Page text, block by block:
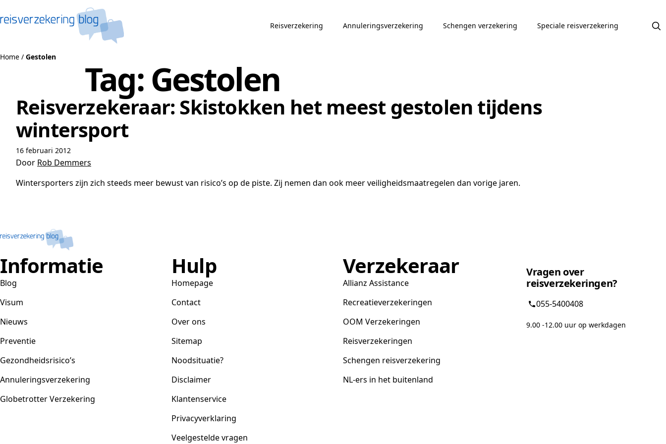
Reisverzekering Annuleringsverzekering Schengen verzekering Speciale reisverzekering
Home / Gestolen
Tag:Gestolen
Reisverzekeraar: Skistokken het meest gestolen tijdens
wintersport
16 februari 2012
Door Rob Demmers
Wintersporters zijn zich steeds meer bewust van risico’s op de piste. Zij nemen dan ook meer veiligheidsmaatregelen dan vorige jaren.
Informatie
Blog
Visum
Nieuws
Preventie
Gezondheidsrisico’s
Annuleringsverzekering
Globetrotter Verzekering
Hulp
Homepage
Contact
Over ons
Sitemap
Noodsituatie?
Disclaimer
Klantenservice
Privacyverklaring
Veelgestelde vragen
Verzekeraar
Allianz Assistance
Recreatieverzekeringen
OOM Verzekeringen
Reisverzekeringen
Schengen reisverzekering
NL-ers in het buitenland
Vragen over
reisverzekeringen?
055-5400408
9.00 -12.00 uur op werkdagen